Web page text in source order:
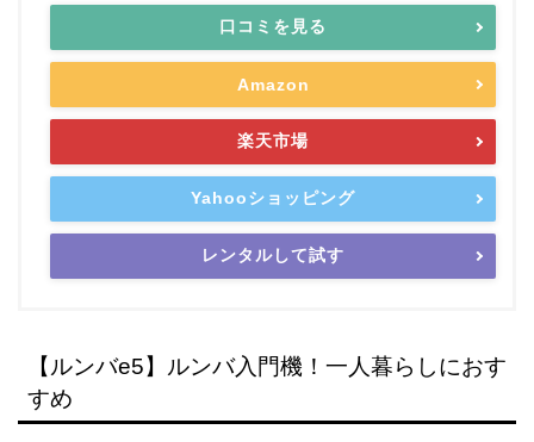
口コミを見る
Amazon
楽天市場
Yahooショッピング
レンタルして試す
【ルンバe5】ルンバ入門機！一人暮らしにおす
すめ